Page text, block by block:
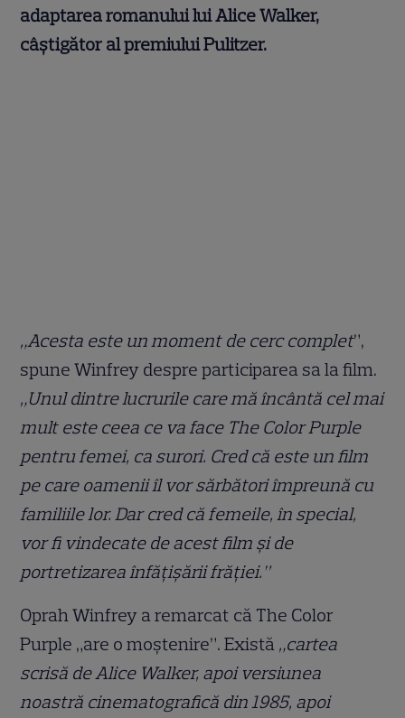
adaptarea romanului lui Alice Walker,
câștigător al premiului Pulitzer.
„Acesta este un moment de cerc complet”,
spune Winfrey despre participarea sa la film.
„Unul dintre lucrurile care mă încântă cel mai
mult este ceea ce va face The Color Purple
pentru femei, ca surori. Cred că este un film
pe care oamenii îl vor sărbători împreună cu
familiile lor. Dar cred că femeile, în special,
vor fi vindecate de acest film și de
portretizarea înfățișării frăției.”
Oprah Winfrey a remarcat că The Color
Purple „are o moștenire”. Există „cartea
scrisă de Alice Walker, apoi versiunea
noastră cinematografică din 1985, apoi